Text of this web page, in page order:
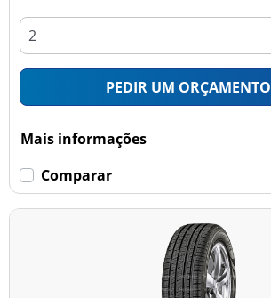
PEDIR UM ORÇAMENTO
Mais informações
Comparar